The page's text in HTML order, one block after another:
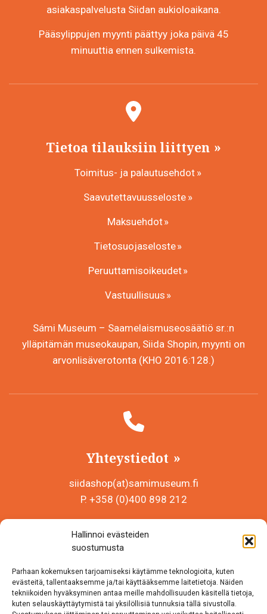
Hallinnoi evästeiden
suostumusta
Parhaan kokemuksen tarjoamiseksi käytämme teknologioita, kuten
evästeitä, tallentaaksemme ja/tai käyttääksemme laitetietoja. Näiden
tekniikoiden hyväksyminen antaa meille mahdollisuuden käsitellä tietoja,
kuten selauskäyttäytymistä tai yksilöllisiä tunnuksia tällä sivustolla.
asiakaspalvelusta Siidan aukioloaikana.
Pääsylippujen myynti päättyy joka päivä 45
minuuttia ennen sulkemista.
Tietoa tilauksiin liittyen
Toimitus- ja palautusehdot
Saavutettavuusseloste
Maksuehdot
Tietosuojaseloste
Peruuttamisoikeudet
Vastuullisuus
Sámi Museum – Saamelaismuseosäätiö sr.:n
ylläpitämän museokaupan, Siida Shopin, myynti on
arvonlisäverotonta (KHO 2016:128.)
Yhteystiedot
siidashop(at)samimuseum.fi
P. +358 (0)400 898 212
Y-tunnus 0625907-2
Inarintie 46
99870 Inari